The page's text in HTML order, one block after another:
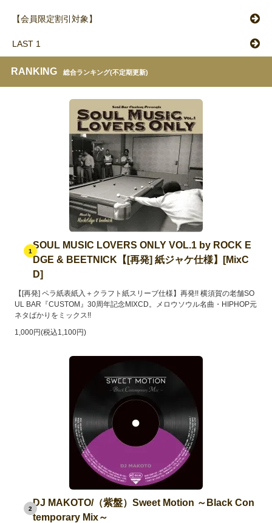
【会員限定割引対象】
LAST 1
RANKING 総合ランキング(不定期更新)
1
SOUL MUSIC LOVERS ONLY VOL.1 by ROCK E
DGE & BEETNICK【[再発] 紙ジャケ仕様】[MixC
D]
【[再発] ペラ紙表紙入＋クラフト紙スリーブ仕様】再発!! 横須賀の老舗SO
UL BAR『CUSTOM』30周年記念MIXCD。メロウソウル名曲・HIPHOP元
ネタばかりをミックス!!
1,000円(税込1,100円)
2
DJ MAKOTO/（紫盤）Sweet Motion ～Black Con
temporary Mix～